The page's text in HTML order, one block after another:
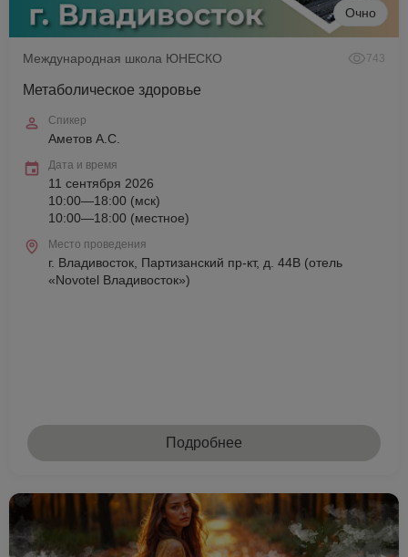
Очно
Международная школа ЮНЕСКО 743
Метаболическое здоровье
Спикер
Аметов А.С.
Дата и время
11 сентября 2026
10:00—18:00 (мск)
10:00—18:00 (местное)
Место проведения
г. Владивосток, Партизанский пр-кт, д. 44В (отель
«Novotel Владивосток»)
Подробнее